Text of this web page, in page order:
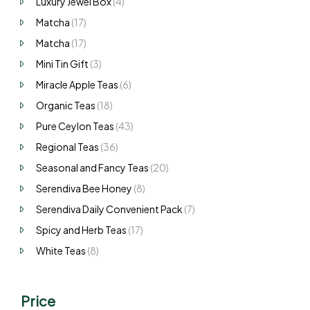
Matcha (17)
Matcha (17)
Mini Tin Gift (3)
Miracle Apple Teas (6)
Organic Teas (18)
Pure Ceylon Teas (43)
Regional Teas (36)
Seasonal and Fancy Teas (20)
Serendiva Bee Honey (8)
Serendiva Daily Convenient Pack (7)
Spicy and Herb Teas (17)
White Teas (8)
Price